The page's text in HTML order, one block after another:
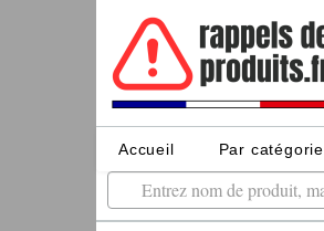
Accueil Par catégorie